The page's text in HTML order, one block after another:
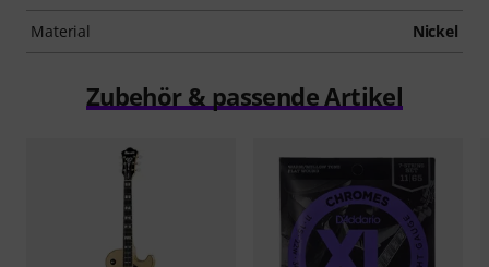
Material Nickel
Zubehör & passende Artikel